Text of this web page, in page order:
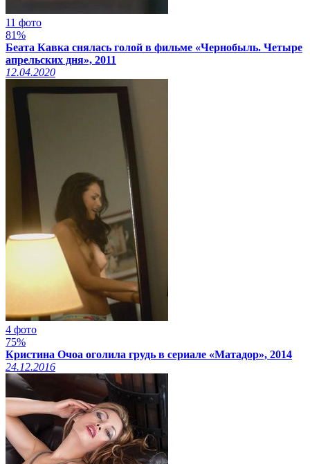
11 фото
81%
Беата Кавка снялась голой в фильме «Чернобыль. Четыре
апрельских дня», 2011
12.04.2020
4 фото
75%
Кристина Очоа оголила грудь в сериале «Матадор», 2014
24.12.2016